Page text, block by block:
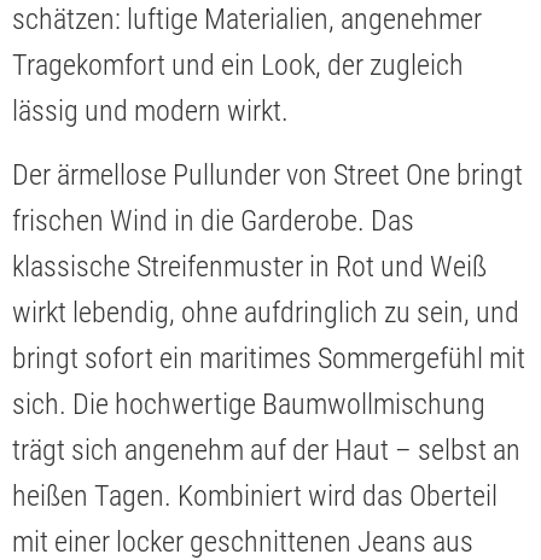
schätzen: luftige Materialien, angenehmer
Tragekomfort und ein Look, der zugleich
lässig und modern wirkt.
Der ärmellose Pullunder von Street One bringt
frischen Wind in die Garderobe. Das
klassische Streifenmuster in Rot und Weiß
wirkt lebendig, ohne aufdringlich zu sein, und
bringt sofort ein maritimes Sommergefühl mit
sich. Die hochwertige Baumwollmischung
trägt sich angenehm auf der Haut – selbst an
heißen Tagen. Kombiniert wird das Oberteil
mit einer locker geschnittenen Jeans aus